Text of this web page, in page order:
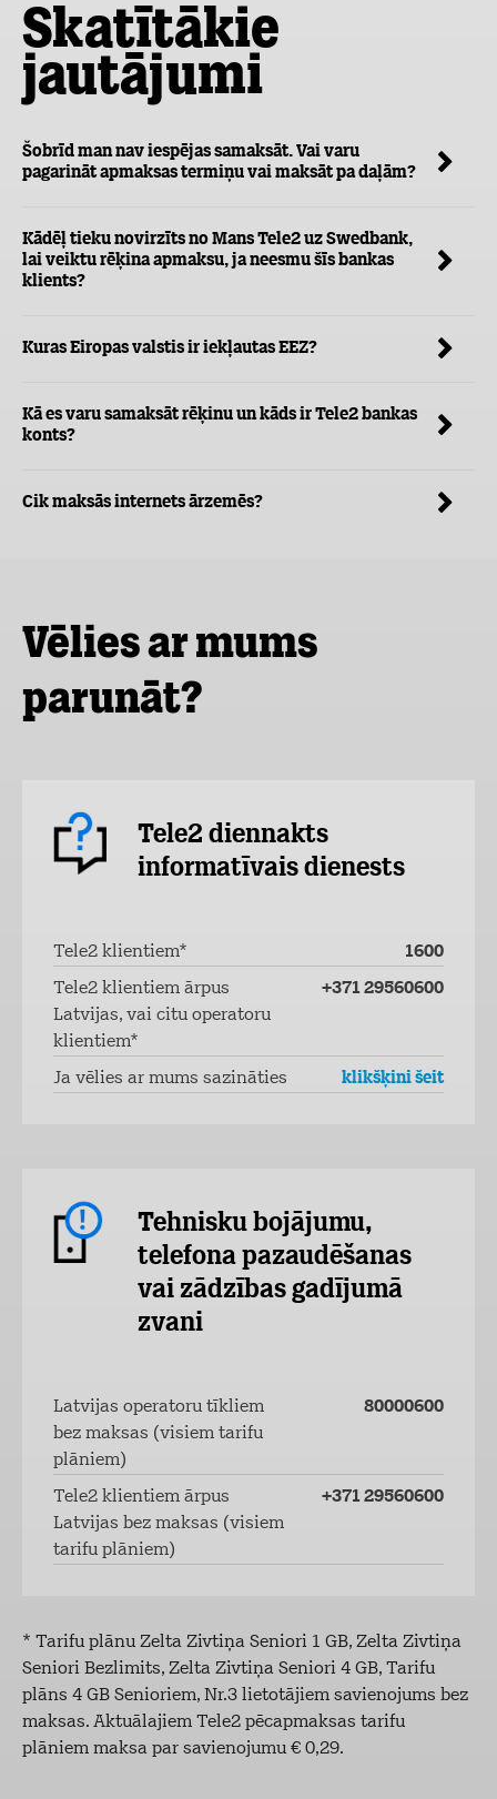
Skatītākie
jautājumi
Šobrīd man nav iespējas samaksāt. Vai varu
pagarināt apmaksas termiņu vai maksāt pa daļām?
Kādēļ tieku novirzīts no Mans Tele2 uz Swedbank,
lai veiktu rēķina apmaksu, ja neesmu šīs bankas
klients?
Kuras Eiropas valstis ir iekļautas EEZ?
Kā es varu samaksāt rēķinu un kāds ir Tele2 bankas
konts?
Cik maksās internets ārzemēs?
Vēlies ar mums
parunāt?
Tele2 diennakts
informatīvais dienests
Tele2 klientiem* 1600
Tele2 klientiem ārpus
Latvijas, vai citu operatoru
klientiem*
+371 29560600
Ja vēlies ar mums sazināties klikšķini šeit
Tehnisku bojājumu,
telefona pazaudēšanas
vai zādzības gadījumā
zvani
Latvijas operatoru tīkliem
bez maksas (visiem tarifu
plāniem)
80000600
Tele2 klientiem ārpus
Latvijas bez maksas (visiem
tarifu plāniem)
+371 29560600
* Tarifu plānu Zelta Zivtiņa Seniori 1 GB, Zelta Zivtiņa
Seniori Bezlimits, Zelta Zivtiņa Seniori 4 GB, Tarifu
plāns 4 GB Senioriem, Nr.3 lietotājiem savienojums bez
maksas. Aktuālajiem Tele2 pēcapmaksas tarifu
plāniem maksa par savienojumu € 0,29.